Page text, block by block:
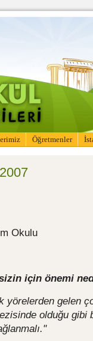
Öğretmenler
Okulu
için önemi
yörelerden gelen
olduğu gibi